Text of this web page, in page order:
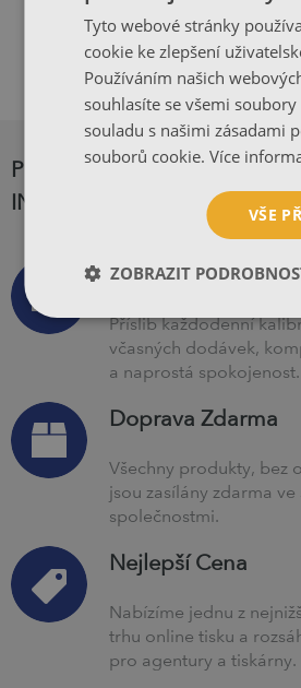
ZOBRAZIT DALŠÍ
PROČ JE TISKÁRNA PIGA.CZ
INTERNETOVÁ TISKÁRNA?
Slíb PIGA.CZ
Příslib každodenní
včasných dodávek,
a naprostá spokojenost.
Doprava Zdarma
Všechny produkty, bez
jsou zasílány zdarma
společnostmi.
Nejlepší Cena
Nabízíme jednu z
trhu online tisku a
pro agentury a tiskárny.
Tyto webové stránky
cookie ke zlepšení
Používáním našich
souhlasíte se všemi
souladu s našimi zásadami
souborů cookie.Více
VŠE
ZOBRAZIT